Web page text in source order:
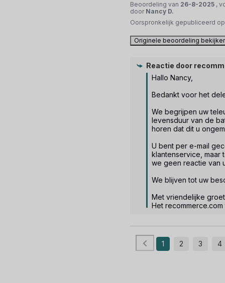
Beoordeling van 26-8-2025 ,
door Nancy D.
Oorspronkelijk gepubliceerd
Originele beoordeling
Reactie door
Hallo Nancy,
Bedankt voor het
We begrijpen uw
levensduur van de
horen dat dit u
U bent per e-mail
klantenservice, maar
we geen reactie van
We blijven tot uw
Met vriendelijke
Het recommerce.com
1 2 3 4